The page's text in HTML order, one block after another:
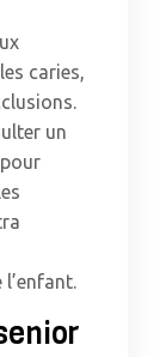
caries,
un